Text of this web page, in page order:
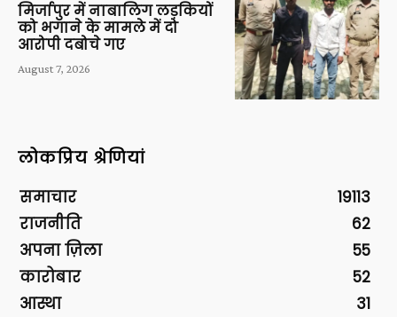
मिर्जापुर में नाबालिग लड़कियों
को भगाने के मामले में दो
आरोपी दबोचे गए
August 7, 2026
लोकप्रिय श्रेणियां
समाचार
19113
राजनीति
62
अपना ज़िला
55
कारोबार
52
आस्था
31